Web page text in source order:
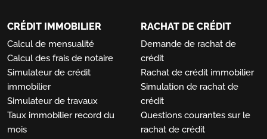
CRÉDIT IMMOBILIER
Calcul de mensualité
Calcul des frais de notaire
Simulateur de crédit
immobilier
Simulateur de travaux
Taux immobilier record du
mois
RACHAT DE CRÉDIT
Demande de rachat de
crédit
Rachat de crédit immobilier
Simulation de rachat de
crédit
Questions courantes sur le
rachat de crédit